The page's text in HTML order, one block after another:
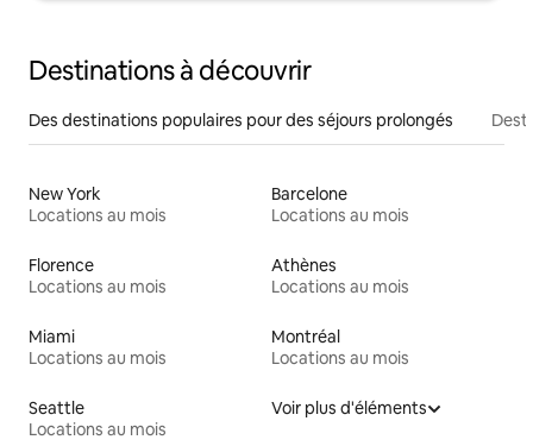
Destinations à découvrir
Des destinations populaires pour des séjours prolongés
New York
Locations au mois
Barcelone
Locations au mois
Florence
Locations au mois
Athènes
Locations au mois
Miami
Locations au mois
Montréal
Locations au mois
Seattle
Locations au mois
Voir plus d'éléments